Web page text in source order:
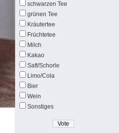
schwarzen Tee
grünen Tee
Kräutertee
Früchtetee
Milch
Kakao
Saft/Schorle
Limo/Cola
Bier
Wein
Sonstiges